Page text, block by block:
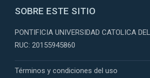
SOBRE ESTE SITIO
PONTIFICIA UNIVERSIDAD CATOLICA
RUC: 20155945860
Términos y condiciones del uso